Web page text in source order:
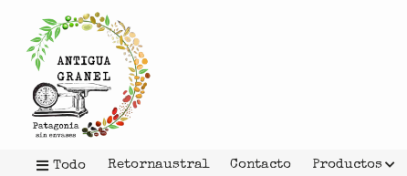
Todo Retornaustral Contacto Productos